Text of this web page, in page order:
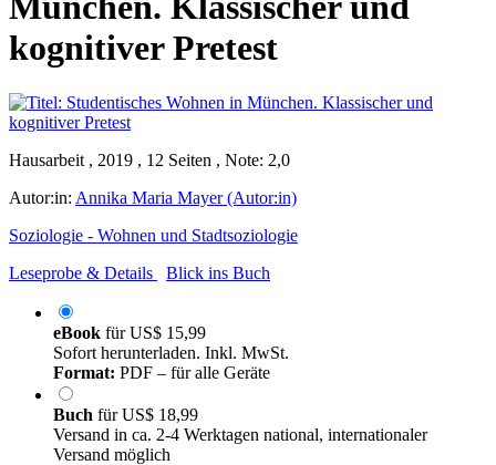
kognitiver Pretest
Hausarbeit , 2019 , 12 Seiten , Note: 2,0
Autor:in: Annika Maria Mayer (Autor:in)
Soziologie - Wohnen und Stadtsoziologie
Leseprobe & Details
Blick ins Buch
eBook fürUS$ 15,99
Sofort herunterladen. Inkl. MwSt.
Format: PDF – für alle Geräte
Buch fürUS$ 18,99
Versand in ca. 2-4 Werktagen national, internationaler
Versand möglich